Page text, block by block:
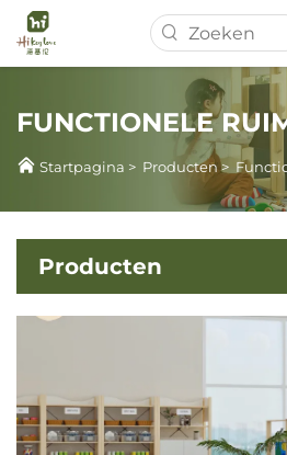
Over Ons
Producten
Gevallen
FUNCTIONELE
Startpagina > Producten>
Producten